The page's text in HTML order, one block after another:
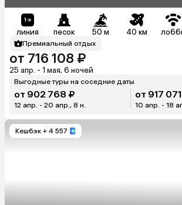
линия песок 50 м 40 км
Премиальный отдых
от 716 108 ₽
25 апр. - 1 мая, 6 ночей
Выгодные туры на соседние даты
от 902 768 ₽
12 апр. - 20 апр., 8 н.
от 917
10 апр. - 18
Кешбэк + 4 557